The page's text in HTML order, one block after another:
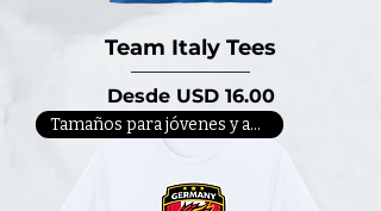
Team Italy Tees
Desde USD 16.00
Precio de oferta
Tamaños para jóvenes y adultos